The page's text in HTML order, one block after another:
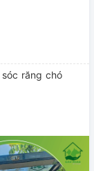
răng chó